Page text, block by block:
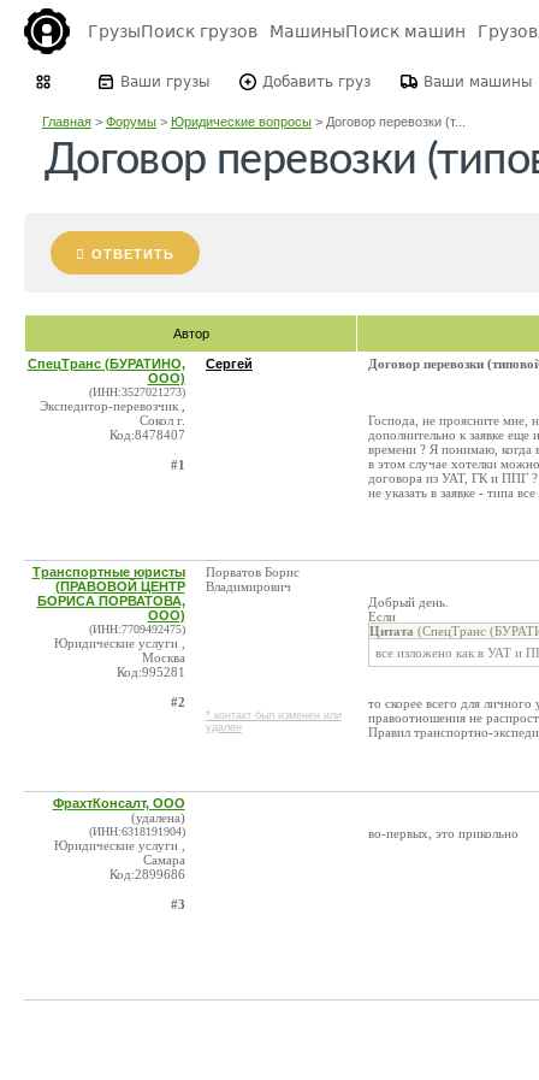
ГрузыПоиск грузов МашиныПоиск машин
Ваши грузы Добавить груз Ваши машины
Главная> Форумы> Юридические вопросы> Договор перевозки (т...
Договор перевозки
ОТВЕТИТЬ
Автор
СпецТранс (БУРАТИНО,
ООО)
(ИНН:3527021273)
Экспедитор-перевозчик ,
Сокол г.
Код:8478407
#1
Сергей Договор перевозки
Господа, не проясните мне,
дополнительно к заявке
времени ? Я понимаю, когда
в этом случае хотелки
договора из УАТ, ГК и ППГ
не указать в заявке - типа
Транспортные юристы
(ПРАВОВОЙ ЦЕНТР
БОРИСА ПОРВАТОВА,
ООО)
(ИНН:7709492475)
Юридические услуги ,
Москва
Код:995281
#2
Порватов Борис
Владимирович
* контакт был изменен или
удален
Добрый день.
Если
Цитата (СпецТранс
все изложено как в УАТ и
то скорее всего для
правоотношения не
Правил транспортно-
ФрахтКонсалт, ООО
(удалена)
(ИНН:6318191904)
Юридические услуги ,
Самара
Код:2899686
#3
во-первых, это прикольно